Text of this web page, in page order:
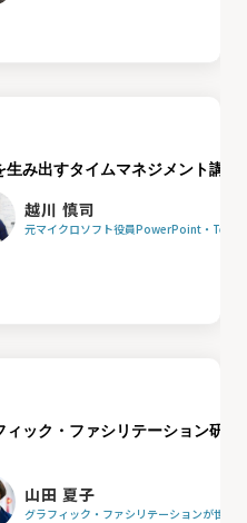
生み出すタイムマネジメント講座
越川 慎司
元マイクロソフト役員PowerPoint・
ィック・ファシリテーション研修
山田 夏子
グラフィック・ファシリテーションが世界